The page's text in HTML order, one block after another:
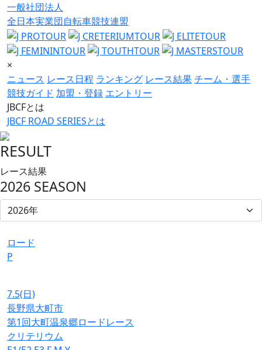
一般社団法人
全日本実業団自転車競技連盟
×
ニュース レース日程 ランキング レース結果チーム・選手
競技ガイド 加盟・登録 エントリー
JBCFとは
JBCF ROAD SERIESとは
RESULT
レース結果
2026 SEASON
ロード
P
7.5(日)
長野県大町市
第1回大町温泉郷ロードレース
クリテリウム